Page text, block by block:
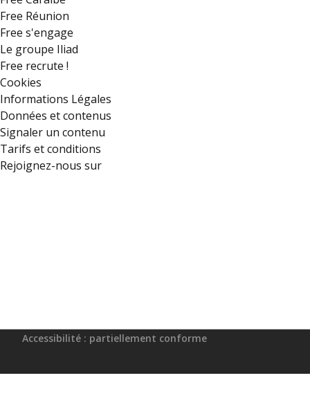
Free Réunion
Free s'engage
Le groupe Iliad
Free recrute !
Cookies
Informations Légales
Données et contenus
Signaler un contenu
Tarifs et conditions
Rejoignez-nous sur
Accessibilité : partiellement conforme